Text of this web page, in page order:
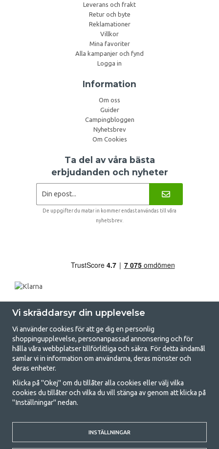
Leverans och frakt
Retur och byte
Reklamationer
Villkor
Mina favoriter
Alla kampanjer och fynd
Logga in
Information
Om oss
Guider
Campingbloggen
Nyhetsbrev
Om Cookies
Ta del av våra bästa
erbjudanden och nyheter
De uppgifter du matar in kommer endast användas till våra
nyhetsbrev.
GetCamping.se - Din butik för camping
och uteliv
Att campa kan antingen vara en livsstil eller ett sätt att samla familjen
för ett gemensamt äventyr. Oavsett vilken kategori du tillhör hittar du
med att campa så därför erbjuder vi riktigt bra priser på familjetält,
husvagnstält och all annan utrustning för camping och friluftsliv. Vårt
mål är att i varje priskategori erbjuda den bästa campingutrustningen
Vi skräddarsyr din upplevelse
Vi använder cookies för att ge dig en personlig
shoppingupplevelse, personanpassad annonsering och för
hålla våra webbplatser tillförlitliga och säkra. För detta ändamål
samlar vi in information om användarna, deras mönster och
deras enheter.
Klicka på "Okej" om du tillåter alla cookies eller välj vilka
cookies du tillåter och vilka du vill stänga av genom att klicka på
"Inställningar" nedan.
INSTÄLLNINGAR